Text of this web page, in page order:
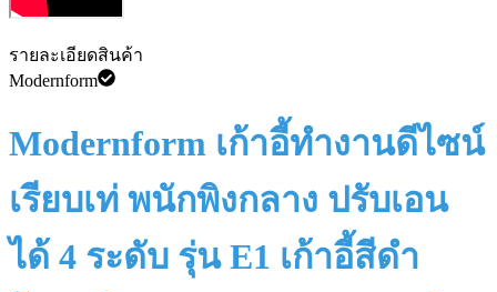
รายละเอียดสินค้า
Modernform
Modernform เก้าอี้ทำงานดีไซน์
เรียบเท่ พนักพิงกลาง ปรับเอน
ได้ 4 ระดับ รุ่น E1 เก้าอี้สีดำ